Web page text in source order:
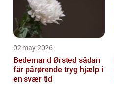
02 may 2026
Bedemand Ørsted sådan
får pårørende tryg hjælp i
en svær tid